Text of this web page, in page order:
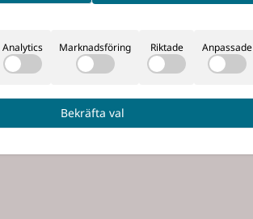
Analytics Marknadsföring Riktade Anpassade
Bekräfta val